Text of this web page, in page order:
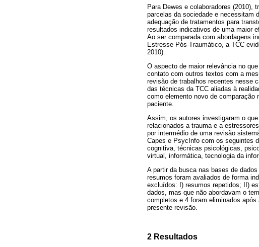
Para Dewes e colaboradores (2010),
parcelas da sociedade e necessitam
adequação de tratamentos para
resultados indicativos de uma maior
Ao ser comparada com abordagens
Estresse Pós-Traumático, a TCC
2010).
O aspecto de maior relevância no
contato com outros textos com a
revisão de trabalhos recentes nesse
das técnicas da TCC aliadas à
como elemento novo de
paciente.
Assim, os autores investigaram o
relacionados a trauma e a
por intermédio de uma revisão
Capes e PsycInfo com os seguintes
cognitiva, técnicas psicológicas,
virtual, informática, tecnologia da
A partir da busca nas bases de
resumos foram avaliados de forma
excluídos: I) resumos repetidos; II)
dados, mas que não abordavam o
completos e 4 foram eliminados
presente revisão.
2 Resultados